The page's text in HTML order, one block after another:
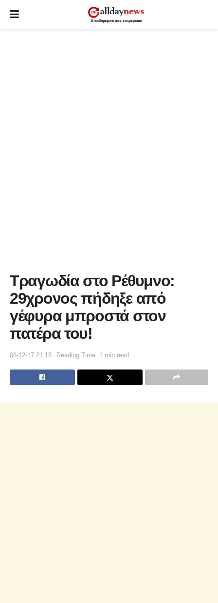
Τραγωδία στο Ρέθυμνο:
29χρονος πήδηξε από
γέφυρα μπροστά στον
πατέρα του!
06-12-17 21:15 Reading Time: 1 min read